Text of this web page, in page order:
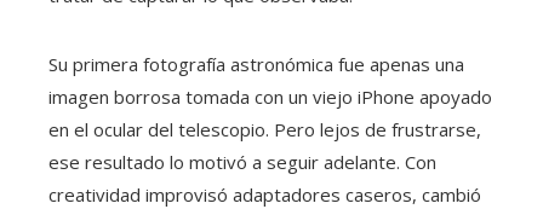
Su primera fotografía astronómica fue apenas una
imagen borrosa tomada con un viejo iPhone apoyado
en el ocular del telescopio. Pero lejos de frustrarse,
ese resultado lo motivó a seguir adelante. Con
creatividad improvisó adaptadores caseros, cambió